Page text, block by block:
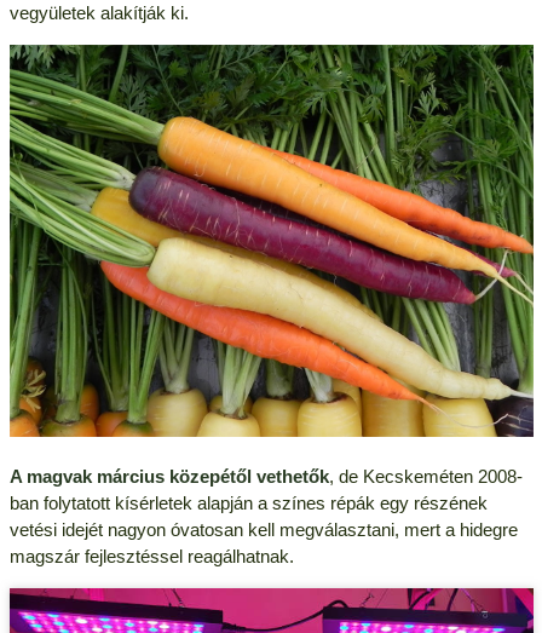
vegyületek alakítják ki.
A magvak március közepétől vethetők, de Kecskeméten 2008-
ban folytatott kísérletek alapján a színes répák egy részének
vetési idejét nagyon óvatosan kell megválasztani, mert a hidegre
magszár fejlesztéssel reagálhatnak.